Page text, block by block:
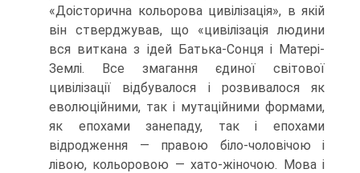
«Доісторична кольорова цивілізація», в якій
він стверджував, що «цивілізація людини
вся виткана з ідей Батька-Сонця і Матері-
Землі. Все змаган­ня єдиної світової
цивілізації відбувалося і розвивалося як
еволюційними, так і мутаційними формами,
як епохами занепаду, так і епохами
відродження — пра­вою біло-чоловічою і
лівою, кольоровою — хато-жіночою. Мова і